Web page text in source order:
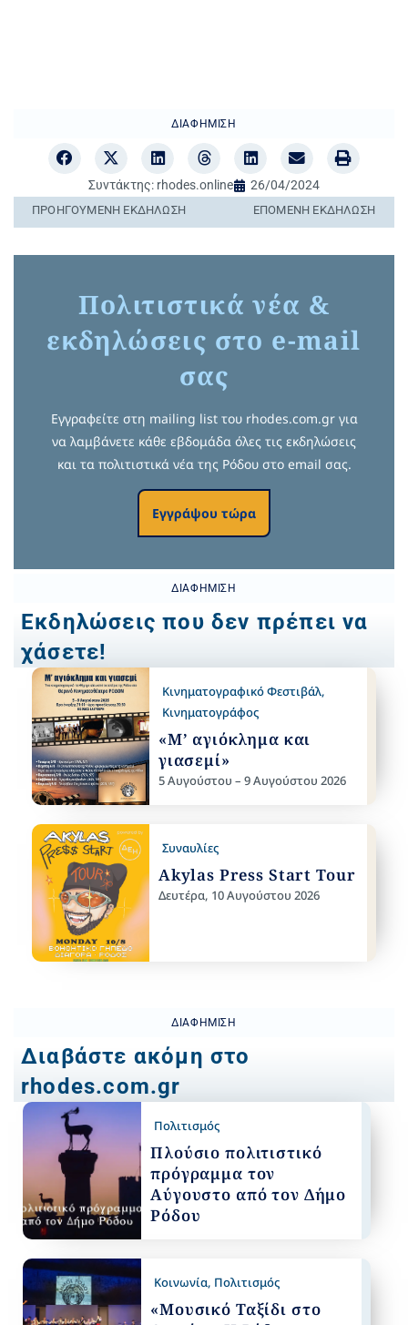
ΔΙΑΦΉΜΙΣΗ
Συντάκτης: rhodes.online 26/04/2024
ΠΡΟΗΓΟΎΜΕΝΗ ΕΚΔΉΛΩΣΗ ΕΠΌΜΕΝΗ ΕΚΔΉΛΩΣΗ
Πολιτιστικά νέα &
εκδηλώσεις στο e-mail
σας
Εγγραφείτε στη mailing list του rhodes.com.gr για
να λαμβάνετε κάθε εβδομάδα όλες τις εκδηλώσεις
και τα πολιτιστικά νέα της Ρόδου στο email σας.
Εγγράψου τώρα
ΔΙΑΦΉΜΙΣΗ
Εκδηλώσεις που δεν πρέπει να
χάσετε!
Κινηματογραφικό Φεστιβάλ,
Κινηματογράφος
«Μ’ αγιόκλημα και
γιασεμί»
5 Αυγούστου – 9 Αυγούστου 2026
Συναυλίες
Akylas Press Start Tour
Δευτέρα, 10 Αυγούστου 2026
ΔΙΑΦΉΜΙΣΗ
Διαβάστε ακόμη στο
rhodes.com.gr
Πολιτισμός
Πλούσιο πολιτιστικό
πρόγραμμα τον
Αύγουστο από τον Δήμο
Ρόδου
Κοινωνία, Πολιτισμός
«Μουσικό Ταξίδι στο